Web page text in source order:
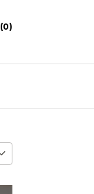
(0)